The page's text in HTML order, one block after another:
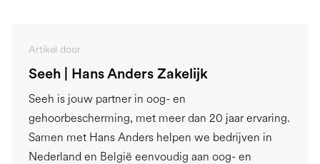
Artikel door
Seeh | Hans Anders Zakelijk
Seeh is jouw partner in oog- en
gehoorbescherming, met meer dan 20 jaar ervaring.
Samen met Hans Anders helpen we bedrijven in
Nederland en België eenvoudig aan oog- en